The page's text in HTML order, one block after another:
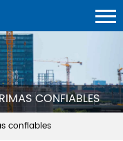
CONFIABLES
confiables